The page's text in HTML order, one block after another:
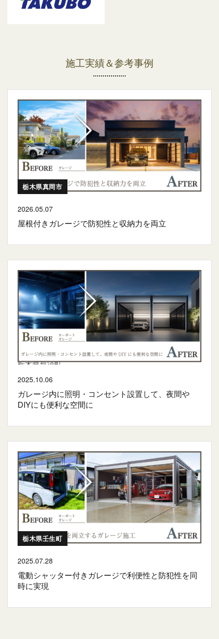
施工実績＆参考事例
栃木県真岡市
2026.05.07
屋根付きガレージで防犯性と収納力を両立
栃木県那須町
2025.10.06
ガレージ内に照明・コンセント設置して、夜間や
DIYにも便利な空間に
栃木県壬生町
2025.07.28
電動シャッター付きガレージで利便性と防犯性を同
時に実現